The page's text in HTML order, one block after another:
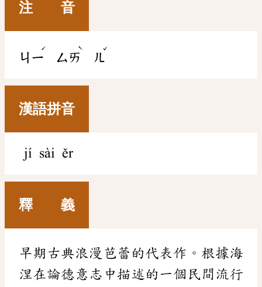
注 音
ㄐㄧ
ˊ
ㄙㄞ
ˋ
ㄦ
ˇ
漢語拼音
jí sài ěr
釋 義
早期古典浪漫芭蕾的代表作。根據海
涅在論德意志中描述的一個民間流行